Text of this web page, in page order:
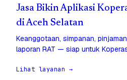
Jasa Bikin Aplikasi
di Aceh Selatan
Keanggotaan, simpanan,
laporan RAT — siap untuk
Lihat layanan →